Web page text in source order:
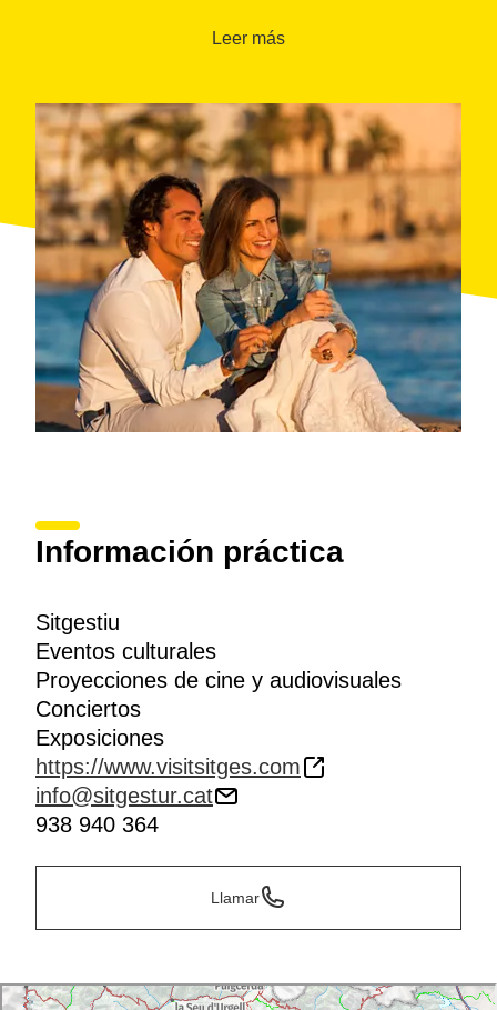
que se complementa con otras propuestas, como el
Clásica en el Racó de la Calmarecuperan el espíritu
del Ciclo de Conciertos de Verano, que había
organizado décadas atrás Juventudes Musicales.
Por su parte,Nits blaves d'estiu ofrece, durante los
meses de julio y agosto, visitas guiadas nocturnas por
las salas de los museos de la localidad.
Leer más
Información práctica
Sitgestiu
Eventos culturales
Proyecciones de cine y audiovisuales
Conciertos
Exposiciones
https://www.visitsitges.com
info@sitgestur.cat
938 940 364
Llamar